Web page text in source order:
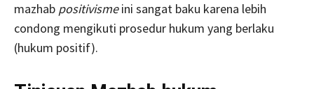
mazhab positivismeini sangat baku karena lebih
condong mengikuti prosedur hukum yang berlaku
(hukum positif).